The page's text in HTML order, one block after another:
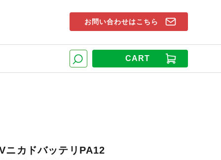
CART
お問い合わせはこちら
ニカドバッテリPA12